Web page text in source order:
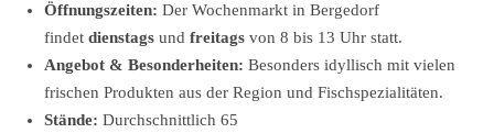
Öffnungszeiten: Der Wochenmarkt in Bergedorf
findet dienstags und freitags von 8 bis 13 Uhr statt.
Angebot & Besonderheiten: Besonders idyllisch mit vielen
frischen Produkten aus der Region und Fischspezialitäten.
Stände: Durchschnittlich 65